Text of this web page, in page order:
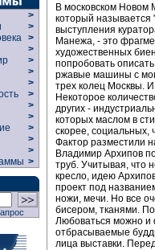
>
>
>
>
>
>
>
>
>
>
>
>
>
>
В московском Новом
который называется
выступления
Манежа, - это
художественных
попробовать
ржавые машины с
трех колец Москвы.
Некоторое
других -
которых маслом в
скорее,
Фактор разместили
Владимир Архипов
труб. Учитывая, что
кресло, идею
проект под
ножи, мечи. Но все
бисером, тканями.
Любоваться можно и
отбрасываемые
лица выставки.